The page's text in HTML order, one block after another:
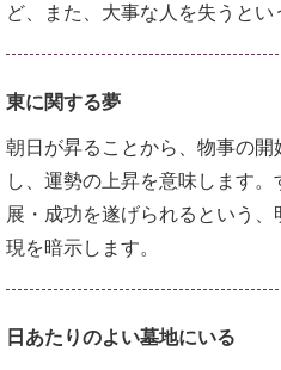
ど、また、大事な人を失うとい
東に関する夢
朝日が昇ることから、物事の
し、運勢の上昇を意味します
展・成功を遂げられるという
現を暗示します。
日あたりのよい墓地にいる